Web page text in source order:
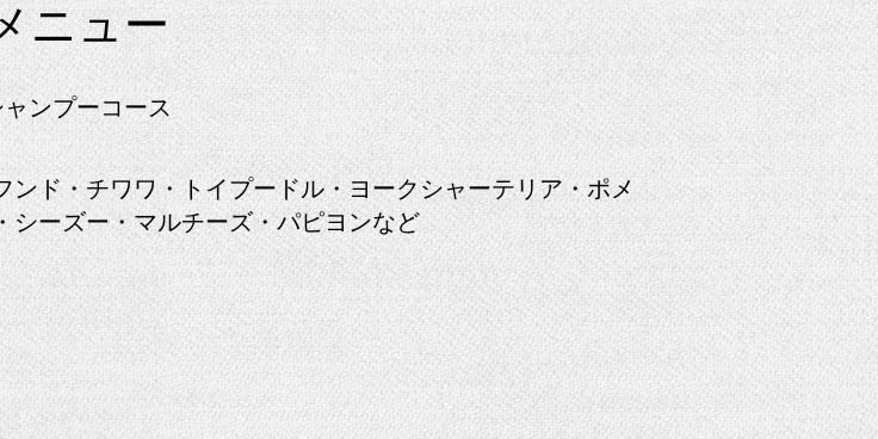
ニュー
ンプーコース
ンド・チワワ・トイプードル・ヨークシャーテリア・ポメ
シーズー・マルチーズ・パピヨンなど